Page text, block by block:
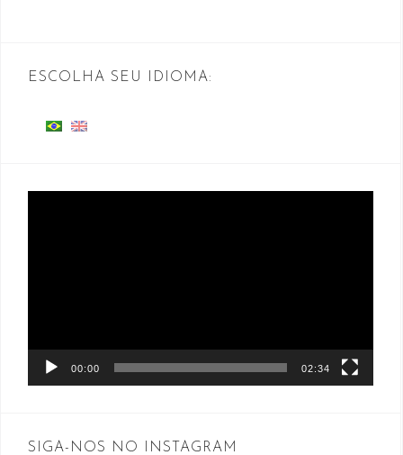
ESCOLHA SEU IDIOMA:
00:00 02:34
SIGA-NOS NO INSTAGRAM